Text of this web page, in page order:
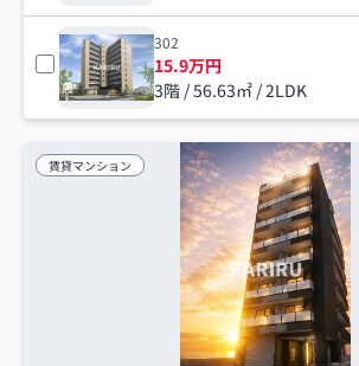
302
15.9万円
3階 / 56.63㎡ / 2LDK
賃貸マンション